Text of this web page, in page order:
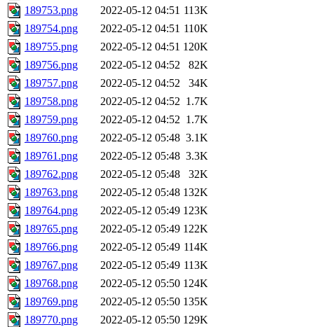
189753.png
2022-05-12 04:51 113K
189754.png
2022-05-12 04:51 110K
189755.png
2022-05-12 04:51 120K
189756.png
2022-05-12 04:52
82K
189757.png
2022-05-12 04:52
34K
189758.png
2022-05-12 04:52 1.7K
189759.png
2022-05-12 04:52 1.7K
189760.png
2022-05-12 05:48 3.1K
189761.png
2022-05-12 05:48 3.3K
189762.png
2022-05-12 05:48
32K
189763.png
2022-05-12 05:48 132K
189764.png
2022-05-12 05:49 123K
189765.png
2022-05-12 05:49 122K
189766.png
2022-05-12 05:49 114K
189767.png
2022-05-12 05:49 113K
189768.png
2022-05-12 05:50 124K
189769.png
2022-05-12 05:50 135K
189770.png
2022-05-12 05:50 129K